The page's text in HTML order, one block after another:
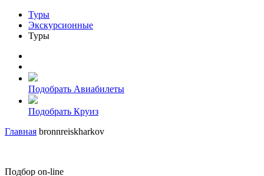
Туры
Экскурсионные
Туры
Подобрать Авиабилеты
Подобрать Круиз
Главная bronnreiskharkov
Подбор on-line